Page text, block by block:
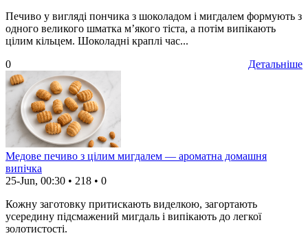
Печиво у вигляді пончика з шоколадом і мигдалем формують з
одного великого шматка м’якого тіста, а потім випікають
цілим кільцем. Шоколадні краплі час...
Детальніше
0
Медове печиво з цілим мигдалем — ароматна домашня
випічка
25-Jun, 00:30 • 218 • 0
Кожну заготовку притискають виделкою, загортають
усередину підсмажений мигдаль і випікають до легкої
золотистості.